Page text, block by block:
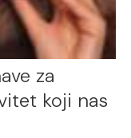
za
koji nas